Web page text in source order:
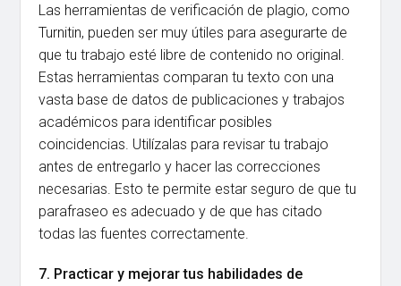
Las herramientas de verificación de plagio, como
Turnitin, pueden ser muy útiles para asegurarte de
que tu trabajo esté libre de contenido no original.
Estas herramientas comparan tu texto con una
vasta base de datos de publicaciones y trabajos
académicos para identificar posibles
coincidencias. Utilízalas para revisar tu trabajo
antes de entregarlo y hacer las correcciones
necesarias. Esto te permite estar seguro de que tu
parafraseo es adecuado y de que has citado
todas las fuentes correctamente.
7. Practicar y mejorar tus habilidades de